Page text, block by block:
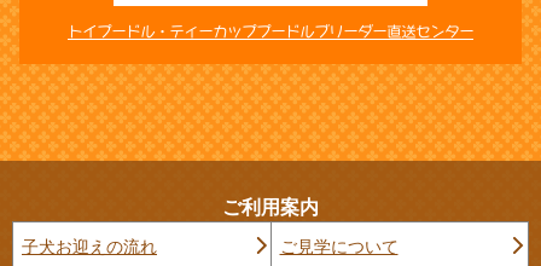
トイプードル・ティーカッププードルブリーダー直送センター
ご利用案内
子犬お迎えの流れ ご見学について